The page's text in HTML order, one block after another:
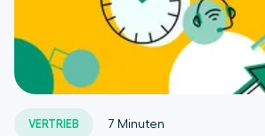
VERTRIEB 7 Minuten